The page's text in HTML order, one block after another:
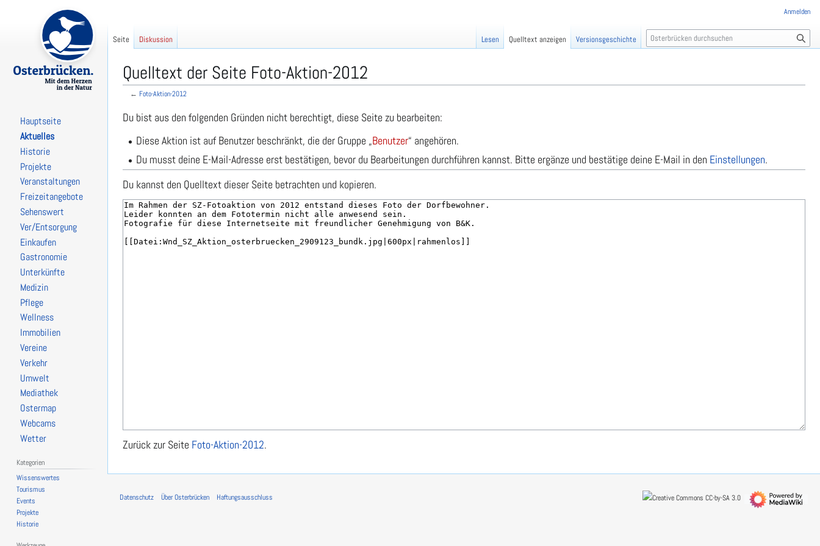
Quelltext der Seite Foto-Aktion-2012
← Foto-Aktion-2012
Zur
springen
Zur
springen
Du bist aus den folgenden Gründen nicht berechtigt, diese Seite zu bearbeiten:
Diese Aktion ist auf Benutzer beschränkt, die der Gruppe „Benutzer“ angehören.
Du musst deine E-Mail-Adresse erst bestätigen, bevor du Bearbeitungen durchführen kannst. Bitte ergänze und bestätige deine E-Mail in den Einstellungen.
Du kannst den Quelltext dieser Seite betrachten und kopieren.
Zurück zur Seite Foto-Aktion-2012.
Anmelden
Seite Diskussion Lesen Quelltext anzeigen Versionsgeschichte
S
u
Hauptseite
Aktuelles
Historie
Projekte
Veranstaltungen
Freizeitangebote
Sehenswert
Ver/Entsorgung
Einkaufen
Gastronomie
Unterkünfte
Medizin
Pflege
Wellness
Immobilien
Vereine
Verkehr
Umwelt
Mediathek
Ostermap
Webcams
Wetter
Kategorien
Wissenswertes
Tourismus
Events
Projekte
Historie
Datenschutz Über Osterbrücken Haftungsausschluss